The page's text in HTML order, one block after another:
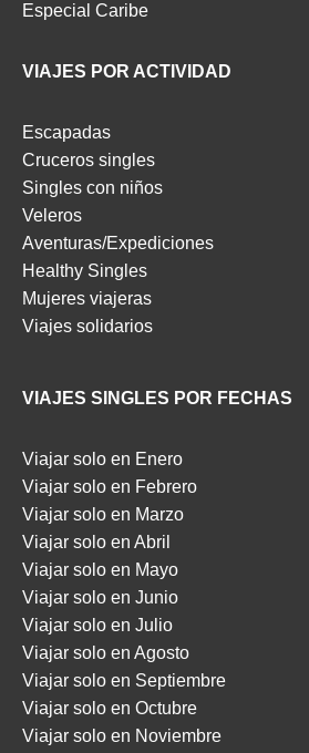
Especial Caribe
VIAJES POR ACTIVIDAD
Escapadas
Cruceros singles
Singles con niños
Veleros
Aventuras/Expediciones
Healthy Singles
Mujeres viajeras
Viajes solidarios
VIAJES SINGLES POR FECHAS
Viajar solo en Enero
Viajar solo en Febrero
Viajar solo en Marzo
Viajar solo en Abril
Viajar solo en Mayo
Viajar solo en Junio
Viajar solo en Julio
Viajar solo en Agosto
Viajar solo en Septiembre
Viajar solo en Octubre
Viajar solo en Noviembre